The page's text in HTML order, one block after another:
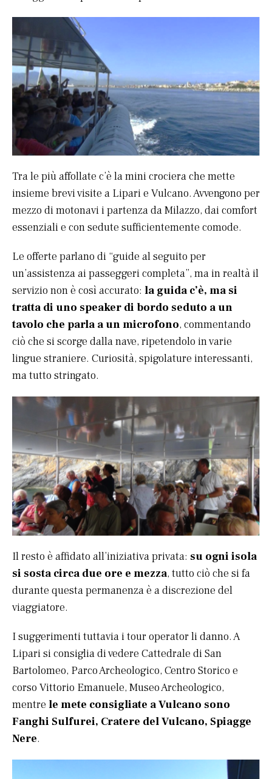
Tra le più affollate c’è la mini crociera che mette
insieme brevi visite a Lipari e Vulcano. Avvengono per
mezzo di motonavi i partenza da Milazzo, dai comfort
essenziali e con sedute sufficientemente comode.
Le offerte parlano di “guide al seguito per
un’assistenza ai passeggeri completa”, ma in realtà il
servizio non è così accurato: la guida c’è, ma si
tratta di uno speaker di bordo seduto a un
tavolo che parla a un microfono, commentando
ciò che si scorge dalla nave, ripetendolo in varie
lingue straniere. Curiosità, spigolature interessanti,
ma tutto stringato.
Il resto è affidato all’iniziativa privata: su ogni isola
si sosta circa due ore e mezza, tutto ciò che si fa
durante questa permanenza è a discrezione del
viaggiatore.
I suggerimenti tuttavia i tour operator li danno. A
Lipari si consiglia di vedere Cattedrale di San
Bartolomeo, Parco Archeologico, Centro Storico e
corso Vittorio Emanuele, Museo Archeologico,
mentre le mete consigliate a Vulcano sono
Fanghi Sulfurei, Cratere del Vulcano, Spiagge
Nere.